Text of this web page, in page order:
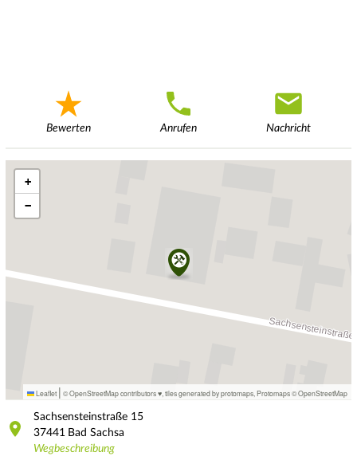
Bewerten Anrufen Nachricht
+
−
Leaflet | © OpenStreetMap contributors ♥, tiles generated by protomaps Protomaps©OpenStreetMap
Sachsensteinstraße 15
37441
Bad Sachsa
Wegbeschreibung